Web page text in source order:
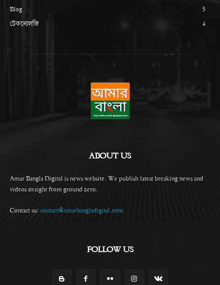
Blog
5
টেকনোলজি
4
ABOUT US
Amar Bangla Digital is news website. We publish latest breaking news and
videos straight from ground zero.
Contact us:contact@amarbangladigital.com
FOLLOW US